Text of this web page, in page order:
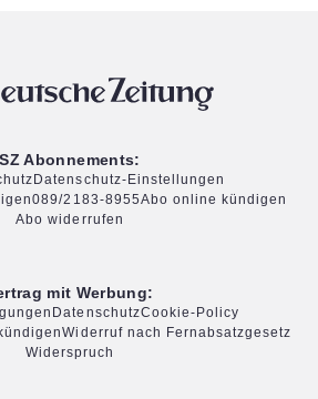
SZ Abonnements:
Datenschutz-Einstellungen
089/2183-8955Abo online kündigen
Abo widerrufen
mit Werbung:
DatenschutzCookie-Policy
Widerruf nach Fernabsatzgesetz
Widerspruch